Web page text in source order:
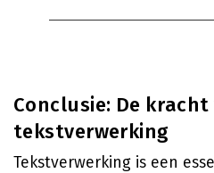
Conclusie: De
tekstverwerking
Tekstverwerking is een